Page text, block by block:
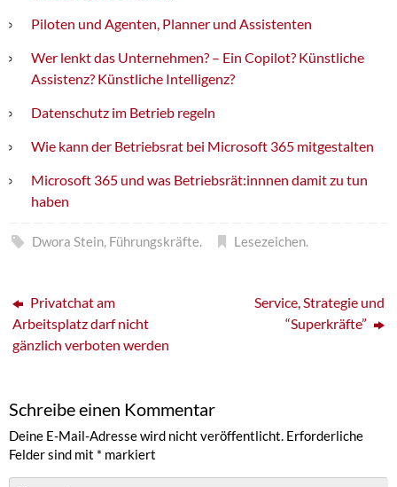
Piloten und Agenten, Planner und Assistenten
Wer lenkt das Unternehmen? – Ein Copilot? Künstliche
Assistenz? Künstliche Intelligenz?
Datenschutz im Betrieb regeln
Wie kann der Betriebsrat bei Microsoft 365 mitgestalten
Microsoft 365 und was Betriebsrät:innnen damit zu tun
haben
Dwora Stein, Führungskräfte. Lesezeichen.
Privatchat am
Arbeitsplatz darf nicht
gänzlich verboten werden
Service, Strategie und
“Superkräfte”
Schreibe einen Kommentar
Deine E-Mail-Adresse wird nicht veröffentlicht. Erforderliche
Felder sind mit * markiert